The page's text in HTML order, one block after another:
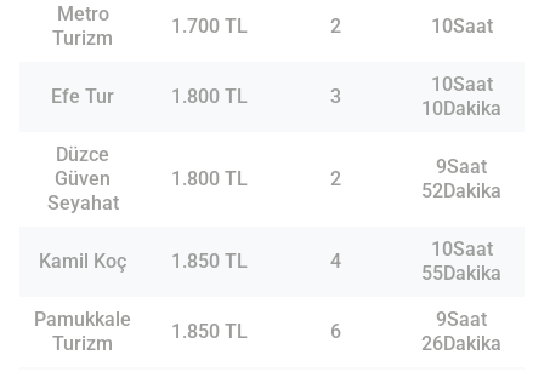
Metro
Turizm
1.700 TL 2 10Saat
Efe Tur 1.800 TL 3
10Saat
10Dakika
Düzce
Güven
Seyahat
1.800 TL 2
9Saat
52Dakika
Kamil Koç 1.850 TL 4
10Saat
55Dakika
Pamukkale
Turizm
1.850 TL 6
9Saat
26Dakika